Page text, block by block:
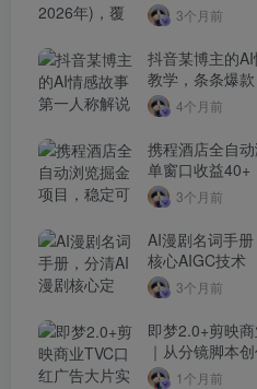
人避开坑、提
3个月前
抖音某博主的
教学，条条爆
4个月前
携程酒店全自
单窗口收益40+
秘】3个月前
AI漫剧名词手
核心AIGC技术
3个月前
即梦2.0+剪映
｜从分镜脚本
程打造品牌级产
1个月前